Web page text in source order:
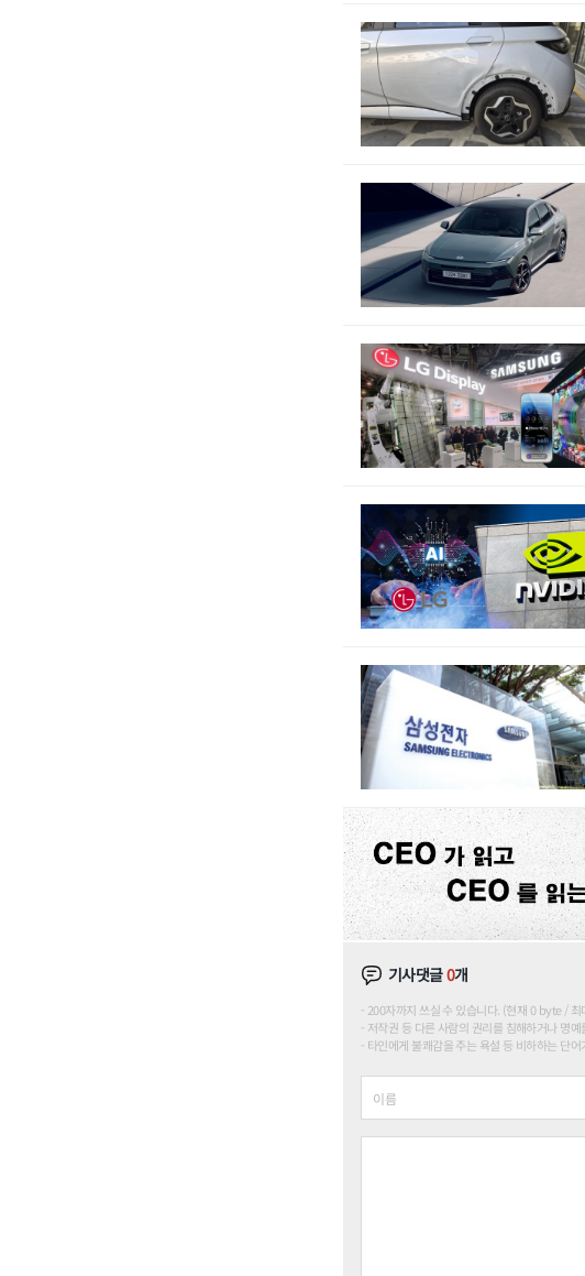
기사댓글0개
200자까지 쓰실 수 있습니다. (현재 0 byte /
저작권 등 다른 사람의 권리를 침해하거나 명
타인에게 불쾌감을 주는 욕설 등 비하하는 단